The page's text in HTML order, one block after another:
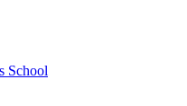
School